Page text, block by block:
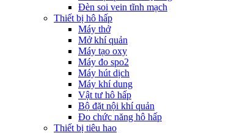
Đèn soi vein tĩnh mạch
Thiết bị hô hấp
Máy thở
Mở khí quản
Máy tạo oxy
Máy đo spo2
Máy hút dịch
Máy khí dung
Vật tư hô hấp
Bộ đặt nội khí quản
Đo chức năng hô hấp
Thiết bị tiêu hao